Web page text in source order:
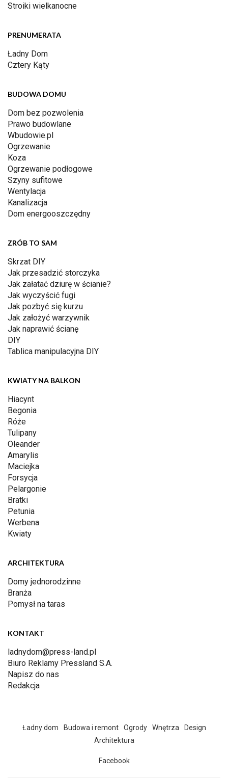
Stroiki wielkanocne
PRENUMERATA
Ładny Dom
Cztery Kąty
BUDOWA DOMU
Dom bez pozwolenia
Prawo budowlane
Wbudowie.pl
Ogrzewanie
Koza
Ogrzewanie podłogowe
Szyny sufitowe
Wentylacja
Kanalizacja
Dom energooszczędny
ZRÓB TO SAM
Skrzat DIY
Jak przesadzić storczyka
Jak załatać dziurę w ścianie?
Jak wyczyścić fugi
Jak pozbyć się kurzu
Jak założyć warzywnik
Jak naprawić ścianę
DIY
Tablica manipulacyjna DIY
KWIATY NA BALKON
Hiacynt
Begonia
Róże
Tulipany
Oleander
Amarylis
Maciejka
Forsycja
Pelargonie
Bratki
Petunia
Werbena
Kwiaty
ARCHITEKTURA
Domy jednorodzinne
Branża
Pomysł na taras
KONTAKT
ladnydom@press-land.pl
Biuro Reklamy Pressland S.A.
Napisz do nas
Redakcja
Ładny dom Budowa i remont Ogrody Wnętrza
Design
Architektura
Facebook